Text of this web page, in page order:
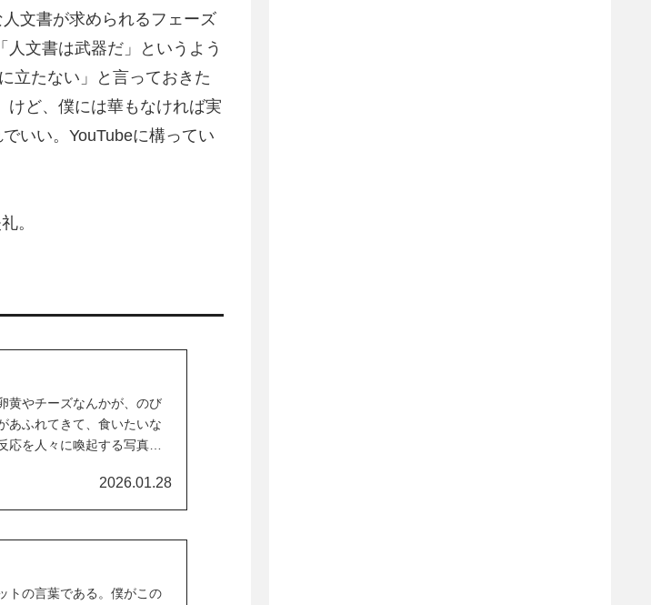
文書が求められるフェーズ
文書は武器だ」というよう
立たない」と言っておきた
けど、僕には華もなければ実
いい。YouTubeに構ってい
。
黄やチーズなんかが、のび
あふれてきて、食いたいな
を人々に喚起する写真、
2026.01.28
トの言葉である。僕がこの